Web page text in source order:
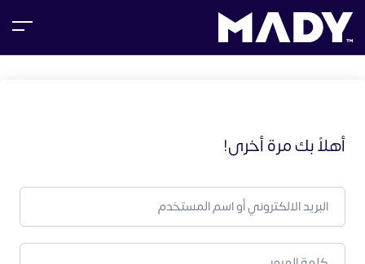
أهلاً بك مرة أخرى!